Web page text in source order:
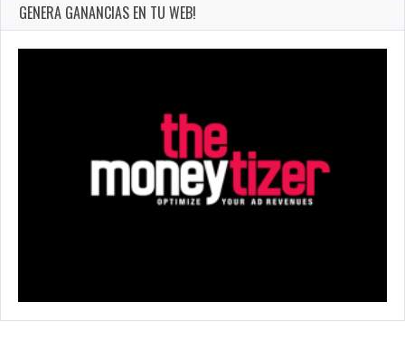
GENERA GANANCIAS EN TU WEB!